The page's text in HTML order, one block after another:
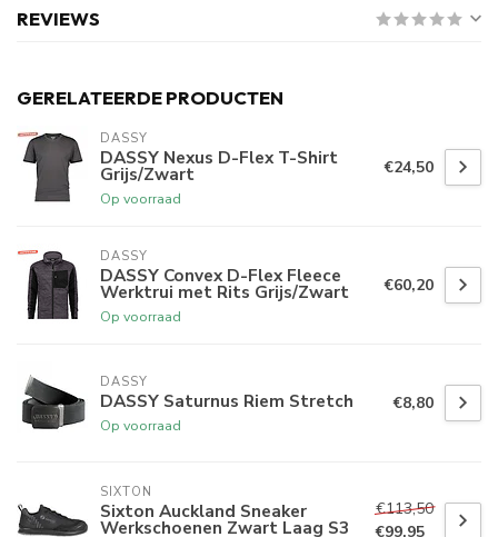
REVIEWS
GERELATEERDE PRODUCTEN
DASSY
DASSY Nexus D-Flex T-Shirt
Grijs/Zwart
Op voorraad
€24,50
DASSY
DASSY Convex D-Flex Fleece
Werktrui met Rits Grijs/Zwart
Op voorraad
€60,20
DASSY
DASSY Saturnus Riem Stretch
Op voorraad
€8,80
SIXTON
Sixton Auckland Sneaker
Werkschoenen Zwart Laag S3
€113,50
€99,95